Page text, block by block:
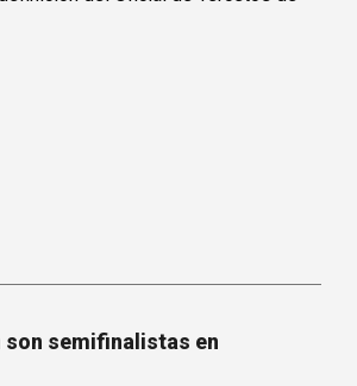
son semifinalistas en